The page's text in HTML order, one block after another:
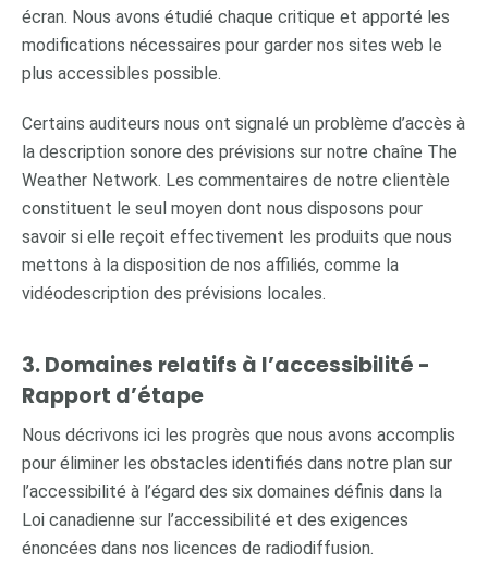
écran. Nous avons étudié chaque critique et apporté les
modifications nécessaires pour garder nos sites web le
plus accessibles possible.
Certains auditeurs nous ont signalé un problème d’accès à
la description sonore des prévisions sur notre chaîne The
Weather Network. Les commentaires de notre clientèle
constituent le seul moyen dont nous disposons pour
savoir si elle reçoit effectivement les produits que nous
mettons à la disposition de nos affiliés, comme la
vidéodescription des prévisions locales.
3. Domaines relatifs à l’accessibilité -
Rapport d’étape
Nous décrivons ici les progrès que nous avons accomplis
pour éliminer les obstacles identifiés dans notre plan sur
l’accessibilité à l’égard des six domaines définis dans la
Loi canadienne sur l’accessibilité et des exigences
énoncées dans nos licences de radiodiffusion.